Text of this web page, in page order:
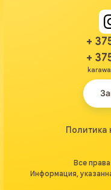
+
+
Политика
Все
Информация,